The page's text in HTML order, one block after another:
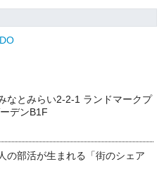
なとみらい2-2-1 ランドマークプ
デンB1F
の部活が生まれる「街のシェア